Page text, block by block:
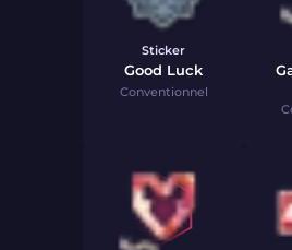
Sticker
Good Luck
Conventionnel